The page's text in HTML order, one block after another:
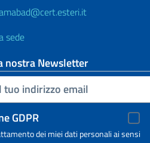
sede
nostra Newsletter
GDPR
dei miei dati personali ai sensi